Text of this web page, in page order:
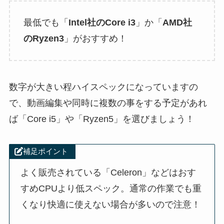
最低でも「 Intel社のCore i3」か「 AMD社
のRyzen3」がおすすめ！
数字が大きい程ハイスペックになっていますの
で、動画編集や同時に複数の事をする予定があれ
ば「 Core i5」や「 Ryzen5」を選びましょう！
補足ポイント
よく販売されている「Celeron」などはおす
すめCPUより低スペック。通常の作業でも重
くなり快適に使えない場合が多いので注意！